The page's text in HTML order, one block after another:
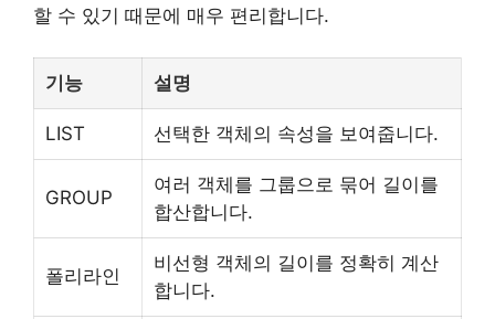
할 수 있기 때문에 매우 편리합니다.
기능 설명
LIST 선택한 객체의 속성을 보여줍니다.
GROUP
여러 객체를 그룹으로 묶어 길이를
합산합니다.
폴리라인
비선형 객체의 길이를 정확히 계산
합니다.